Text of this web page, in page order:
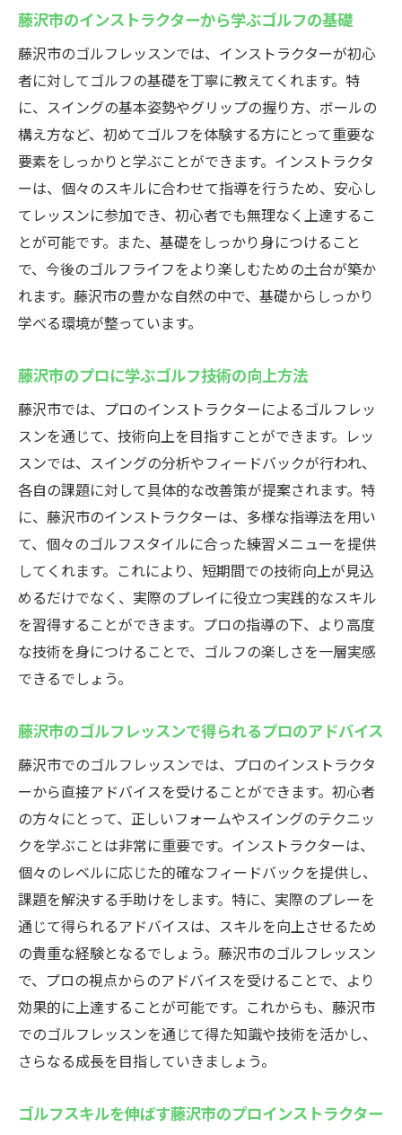
藤沢市のインストラクターから学ぶゴルフの基礎
藤沢市のゴルフレッスンでは、インストラクターが初心
者に対してゴルフの基礎を丁寧に教えてくれます。特
に、スイングの基本姿勢やグリップの握り方、ボールの
構え方など、初めてゴルフを体験する方にとって重要な
要素をしっかりと学ぶことができます。インストラクタ
ーは、個々のスキルに合わせて指導を行うため、安心し
てレッスンに参加でき、初心者でも無理なく上達するこ
とが可能です。また、基礎をしっかり身につけること
で、今後のゴルフライフをより楽しむための土台が築か
れます。藤沢市の豊かな自然の中で、基礎からしっかり
学べる環境が整っています。
藤沢市のプロに学ぶゴルフ技術の向上方法
藤沢市では、プロのインストラクターによるゴルフレッ
スンを通じて、技術向上を目指すことができます。レッ
スンでは、スイングの分析やフィードバックが行われ、
各自の課題に対して具体的な改善策が提案されます。特
に、藤沢市のインストラクターは、多様な指導法を用い
て、個々のゴルフスタイルに合った練習メニューを提供
してくれます。これにより、短期間での技術向上が見込
めるだけでなく、実際のプレイに役立つ実践的なスキル
を習得することができます。プロの指導の下、より高度
な技術を身につけることで、ゴルフの楽しさを一層実感
できるでしょう。
藤沢市のゴルフレッスンで得られるプロのアドバイス
藤沢市でのゴルフレッスンでは、プロのインストラクタ
ーから直接アドバイスを受けることができます。初心者
の方々にとって、正しいフォームやスイングのテクニッ
クを学ぶことは非常に重要です。インストラクターは、
個々のレベルに応じた的確なフィードバックを提供し、
課題を解決する手助けをします。特に、実際のプレーを
通じて得られるアドバイスは、スキルを向上させるため
の貴重な経験となるでしょう。藤沢市のゴルフレッスン
で、プロの視点からのアドバイスを受けることで、より
効果的に上達することが可能です。これからも、藤沢市
でのゴルフレッスンを通じて得た知識や技術を活かし、
さらなる成長を目指していきましょう。
ゴルフスキルを伸ばす藤沢市のプロインストラクター